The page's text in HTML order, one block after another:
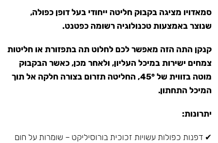
סמאדויו מציגה בקבוק חליטה ייחודי בעל דופן כפולה,
שנוצר באמצעות טכנולוגיה רשומה כפטנט.
קנקן התה הזה מאפשר לכם לחלוט תה בתפזורת או חליטות
צמחים ישירות במיכל העליון, ולאחר מכן, כאשר הבקבוק
מוטה בזווית של 45°, החליטה תזרום בצורה חלקה אל תוך
המיכל התחתון.
יתרונות:
✔ דפנות כפולות עשויות זכוכית בורוסיליקט – שומרות על חום